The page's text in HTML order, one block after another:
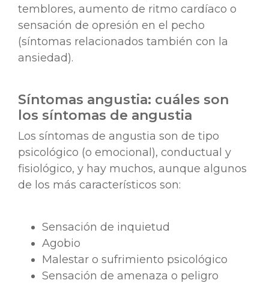
temblores, aumento de ritmo cardíaco o
sensación de opresión en el pecho
(síntomas relacionados también con la
ansiedad).
Síntomas angustia: cuáles son
los síntomas de angustia
Los síntomas de angustia son de tipo
psicológico (o emocional), conductual y
fisiológico, y hay muchos, aunque algunos
de los más característicos son:
Sensación de inquietud
Agobio
Malestar o sufrimiento psicológico
Sensación de amenaza o peligro